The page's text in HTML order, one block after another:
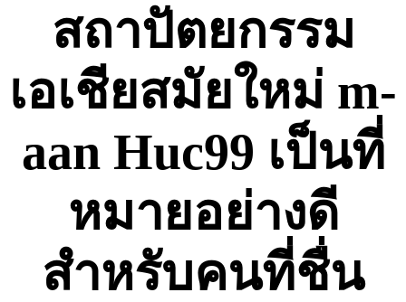
สถาปัตยกรรม
เอเชียสมัยใหม่ m-
aan Huc99 เป็นที่
หมายอย่างดี
สำหรับคนที่ชื่น